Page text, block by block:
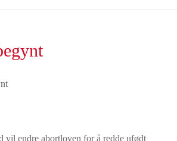
vil endre abortloven for å redde ufødt